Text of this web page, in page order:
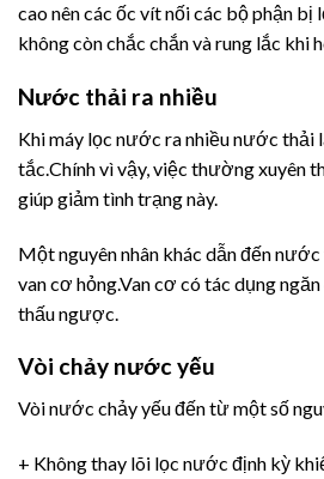
cao nên các ốc vít nối các bộ phận bị
không còn chắc chắn và rung lắc khi
Nước thải ra nhiều
Khi máy lọc nước ra nhiều nước thải
tắc.Chính vì vậy, việc thường xuyên
giúp giảm tình trạng này.
Một nguyên nhân khác dẫn đến
van cơ hỏng.Van cơ có tác dụng
thấu ngược.
Vòi chảy nước yếu
Vòi nước chảy yếu đến từ một số
+ Không thay lõi lọc nước định kỳ